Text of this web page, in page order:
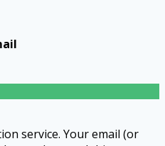
service. Your email (or